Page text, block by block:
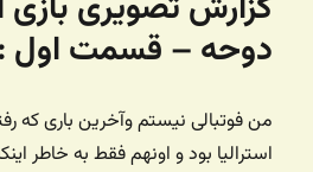
دوحه – قسمت اول :
من فوتبالی نیستم و‌آخرین باری که
استرالیا بود و اونهم فقط به خاطر